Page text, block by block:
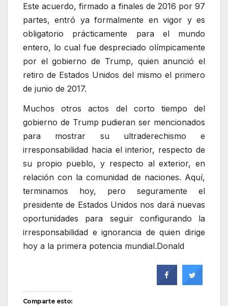
Este acuerdo, firmado a finales de 2016 por 97
partes, entró ya formalmente en vigor y es
obligatorio prácticamente para el mundo
entero, lo cual fue despreciado olímpicamente
por el gobierno de Trump, quien anunció el
retiro de Estados Unidos del mismo el primero
de junio de 2017.
Muchos otros actos del corto tiempo del
gobierno de Trump pudieran ser mencionados
para mostrar su ultraderechismo e
irresponsabilidad hacia el interior, respecto de
su propio pueblo, y respecto al exterior, en
relación con la comunidad de naciones. Aquí,
terminamos hoy, pero seguramente el
presidente de Estados Unidos nos dará nuevas
oportunidades para seguir configurando la
irresponsabilidad e ignorancia de quien dirige
hoy a la primera potencia mundial.Donald
Comparte esto: